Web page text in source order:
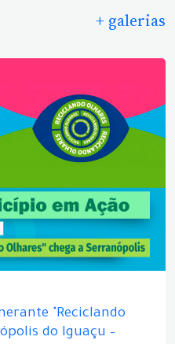
+ galerias
"Reciclando
do Iguaçu –